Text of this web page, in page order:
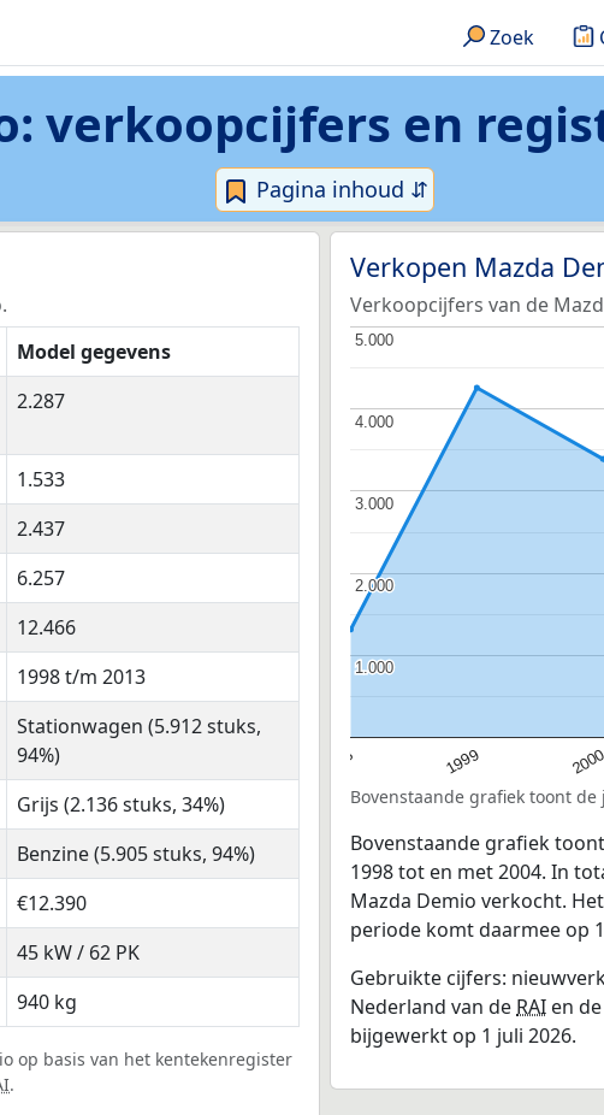
Zoek
verkoopcijfers en
Pagina inhoud ⇵
Model gegevens
2.287
1.533
2.437
6.257
12.466
1998 t/m 2013
Stationwagen (5.912 stuks,
94%)
Grijs (2.136 stuks, 34%)
Benzine (5.905 stuks, 94%)
€12.390
45 kW / 62 PK
940 kg
op basis van het kentekenregister
.
Verkopen Mazda
Verkoopcijfers van de
1998 1999 2000
1.000
1.000
2.000
2.000
3.000
3.000
4.000
4.000
5.000
5.000
Bovenstaande grafiek toont
Bovenstaande grafiek
1998 tot en met 2004. In
Mazda Demio verkocht.
periode komt daarmee op
Gebruikte cijfers:
Nederland van de RAI en de
bijgewerkt op 1 juli 2026.